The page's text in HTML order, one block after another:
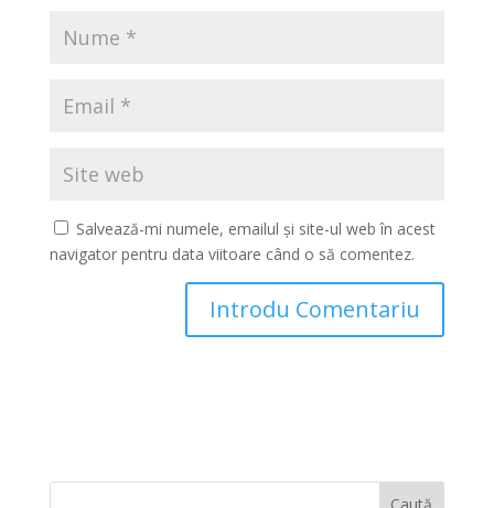
Salvează-mi numele, emailul și site-ul web în acest
navigator pentru data viitoare când o să comentez.